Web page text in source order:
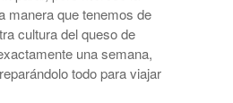
manera que tenemos de
cultura del queso de
una semana,
todo para viajar